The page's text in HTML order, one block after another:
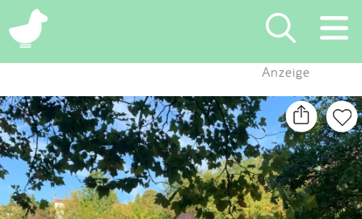
×
Suchen
Eintragen
App
Anzeige